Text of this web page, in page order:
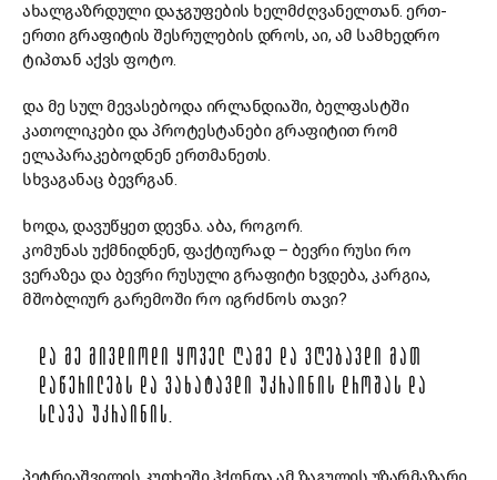
ახალგაზრდული დაჯგუფების ხელმძღვანელთან. ერთ-
ერთი გრაფიტის შესრულების დროს, აი, ამ სამხედრო
ტიპთან აქვს ფოტო.
და მე სულ მევასებოდა ირლანდიაში, ბელფასტში
კათოლიკები და პროტესტანები გრაფიტით რომ
ელაპარაკებოდნენ ერთმანეთს.
სხვაგანაც ბევრგან.
ხოდა, დავუწყეთ დევნა. აბა, როგორ.
კომუნას უქმნიდნენ, ფაქტიურად – ბევრი რუსი რო
ვერაზეა და ბევრი რუსული გრაფიტი ხვდება, კარგია,
მშობლიურ გარემოში რო იგრძნოს თავი?
ᲓᲐ ᲛᲔ ᲛᲘᲕᲓᲘᲝᲓᲘ ᲧᲝᲕᲔᲚ ᲦᲐᲛᲔ ᲓᲐ ᲕᲦᲔᲑᲐᲕᲓᲘ ᲛᲐᲗ
ᲓᲐᲬᲔᲠᲘᲚᲔᲑᲡ ᲓᲐ ᲕᲐᲮᲐᲢᲐᲕᲓᲘ ᲣᲙᲠᲐᲘᲜᲘᲡ ᲓᲠᲝᲨᲐᲡ ᲓᲐ
ᲡᲚᲐᲕᲐ ᲣᲙᲠᲐᲘᲜᲘᲡ.